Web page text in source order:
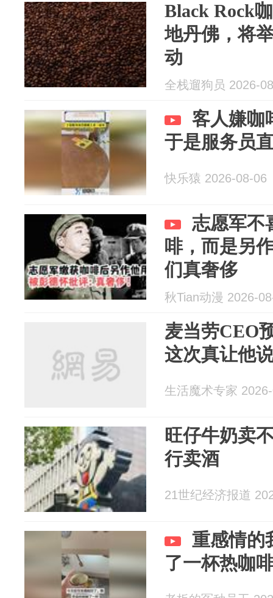
Black Rock
地丹佛，将
动
全栈遛狗员 2026-
客人嫌咖
于是服务员
快乐猿 2026-08-06
志愿军不
啡，而是另
们真奢侈
秋Tian动漫 2026-
麦当劳CEO
这次真让他
生活魔术专家
旺仔牛奶卖
行卖酒
21世纪经济报道
重感情的
了一杯热咖